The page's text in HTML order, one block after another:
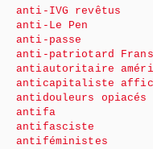
anti-IVG revêtus
anti-Le Pen
anti-passe
anti-patriotard Frans
antiautoritaire
anticapitaliste
antidouleurs opiacés
antifa
antifasciste
antiféministes